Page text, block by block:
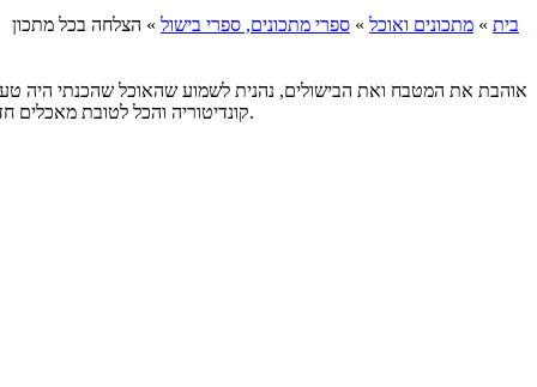
בית » מתכונים ואוכל » ספרי מתכונים, ספרי בישול » הצלחה בכל מתכון
אוהבת את המטבח ואת הבישולים, נהנית לשמוע שהאוכל שהכנתי היה
קונדיטוריה והכל לטובת מאכלים חדשים שאני מכניסה לבני הבית. עיקר האוכל שלי הוא אוכל כורדי ומזרחי, וכמוכן אוכל כשר ולאחרונה אני קורצת למאכלים נוספים ומגוונים מעדות שונות.